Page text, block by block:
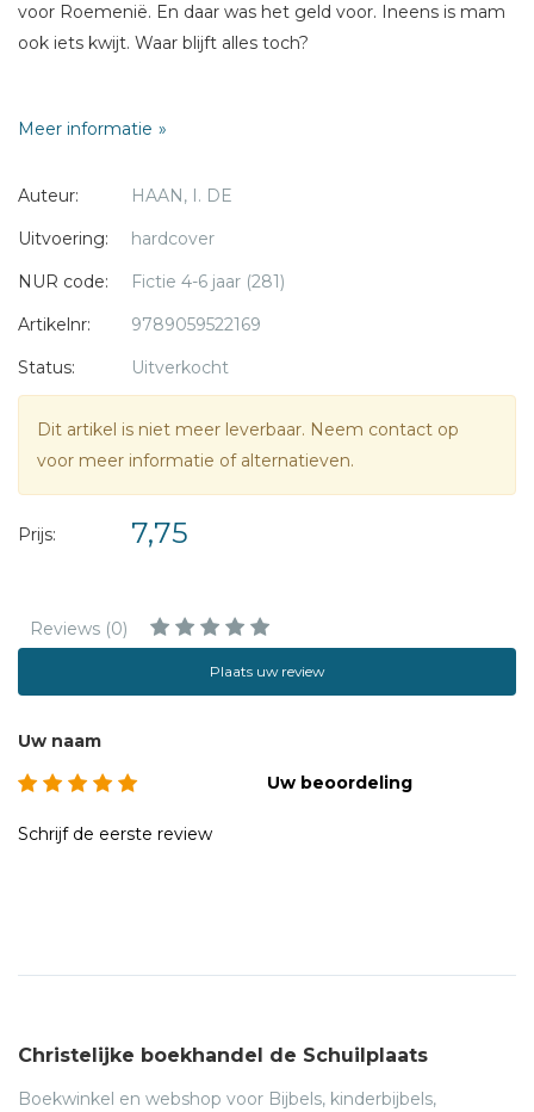
voor Roemenië. En daar was het geld voor. Ineens is mam
ook iets kwijt. Waar blijft alles toch?
62 pag. gebonden € 6.45
Meer informatie
Auteur:
HAAN, I. DE
Uitvoering:
hardcover
NUR code:
Fictie 4-6 jaar (281)
Artikelnr:
9789059522169
Status:
Uitverkocht
Dit artikel is niet meer leverbaar. Neem contact op
voor meer informatie of alternatieven.
Prijs: 7,75
Reviews (0)
Plaats uw review
* = verplicht
Uw naam
Uw beoordeling
Schrijf de eerste review
Christelijke boekhandel de Schuilplaats
Boekwinkel en webshop voor Bijbels, kinderbijbels,